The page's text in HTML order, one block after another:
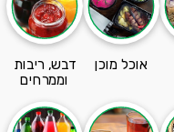
אוכל מוכן
דבש, ריבות
וממרחים